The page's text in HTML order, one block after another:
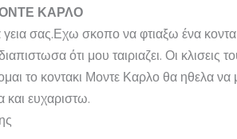
ΚΑΡΛΟ
γεια σας.Εχω σκοπο να φτιαξω ένα
ότι μου ταιριαζει. Οι
το κοντακι Μοντε Καρλο θα ηθελα να
και ευχαριστω.